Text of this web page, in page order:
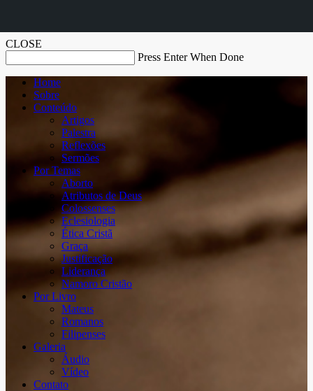
CLOSE
Press Enter When Done
Home
Sobre
Conteúdo
Artigos
Palestra
Reflexões
Sermões
Por Temas
Aborto
Atributos de Deus
Colossenses
Eclesiologia
Ética Cristã
Graça
Justificação
Liderança
Namoro Cristão
Por Livro
Mateus
Romanos
Filipenses
Galeria
Áudio
Vídeo
Contato